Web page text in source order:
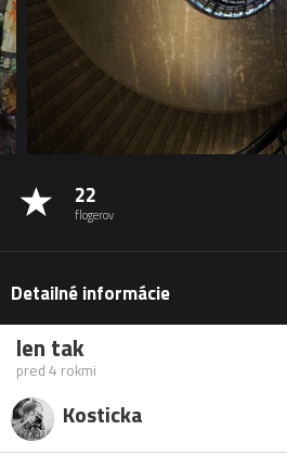
22
flogerov
Detailné informácie
len tak
pred 4 rokmi
Kosticka